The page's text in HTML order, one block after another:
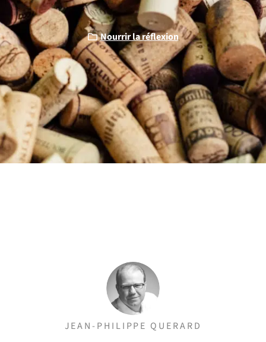
Nourrir la réflexion
JEAN-PHILIPPE QUERARD